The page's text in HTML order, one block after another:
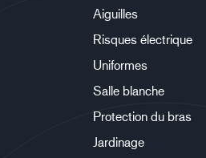
Aiguilles
Risques électrique
Uniformes
Salle blanche
Protection du bras
Jardinage